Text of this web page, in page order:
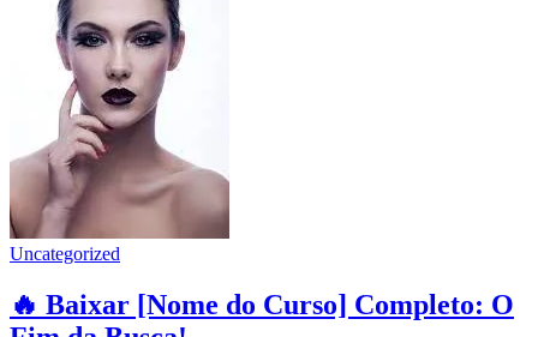
Uncategorized
🔥 Baixar [Nome do Curso] Completo: O